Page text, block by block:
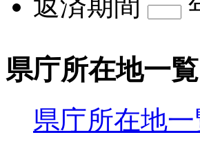
県庁所在地一覧
県庁所在地